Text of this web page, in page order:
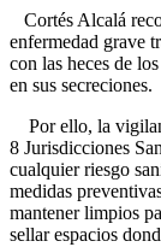
Cortés Alcalá
enfermedad grave
con las heces de
en sus secreciones.
Por ello, la
8 Jurisdicciones
cualquier riesgo
medidas
mantener limpios
sellar espacios